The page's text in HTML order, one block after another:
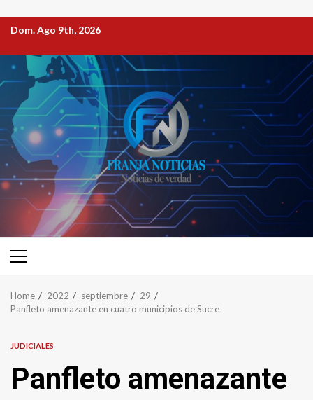
Dom. Ago 9th, 2026
Home 2022 septiembre
29
Panfleto amenazante en cuatro municipios de Sucre
JUDICIALES
Panfleto amenazante